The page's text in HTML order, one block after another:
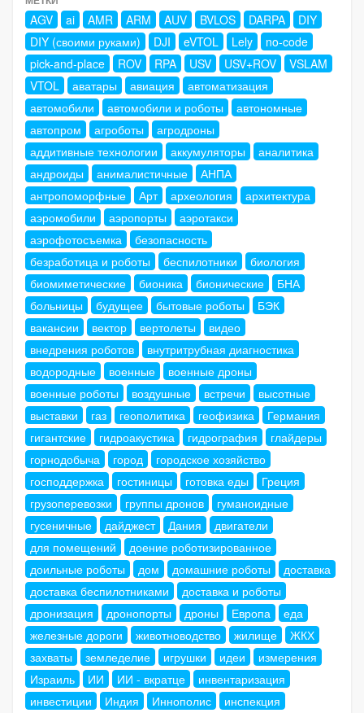
AGV ai AMR ARM AUV BVLOS DARPA
DIY
DIY (своими руками)
DJI eVTOL Lely
no-code
pick-and-place
ROV RPA USV USV+ROV
VSLAM
VTOL
аватары авиация
автоматизация
автомобили
автомобили и роботы
автономные
автопром
агроботы
агродроны
аддитивные технологии
аккумуляторы
аналитика
андроиды
анималистичные
АНПА
антропоморфные
Арт археология
архитектура
аэромобили
аэропорты
аэротакси
аэрофотосъемка
безопасность
безработица и роботы
беспилотники
биология
биомиметические
бионика бионические
БНА
больницы
будущее бытовые роботы
БЭК
вакансии
вектор вертолеты
видео
внедрения роботов
внутритрубная диагностика
водородные
военные
военные дроны
военные роботы
воздушные встречи
высотные
выставки
газ геополитика геофизика
Германия
гигантские
гидроакустика гидрография
глайдеры
горнодобыча
город
городское хозяйство
господдержка
гостиницы готовка еды
Греция
грузоперевозки
группы дронов
гуманоидные
гусеничные
дайджест Дания
двигатели
для помещений
доение роботизированное
доильные роботы
дом домашние роботы
доставка
доставка беспилотниками
доставка и роботы
дронизация
дронопорты дроны Европа
еда
железные дороги
животноводство жилище
ЖКХ
захваты
земледелие игрушки идеи
измерения
Израиль
ИИ ИИ - вкратце
инвентаризация
инвестиции
Индия Иннополис
инспекция